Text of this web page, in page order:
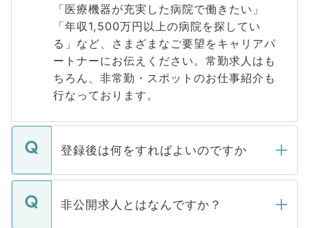
「医療機器が充実した病院で働きたい」
「年収1,500万円以上の病院を探してい
る」など、さまざまなご要望をキャリアパ
ートナーにお伝えください。常勤求人はも
ちろん、非常勤・スポットのお仕事紹介も
行なっております。
登録後は何をすればよいのですか
ご登録いただきましたら、弊社担当者がご
登録内容を確認し、その後メールもしくは
非公開求人とはなんですか？